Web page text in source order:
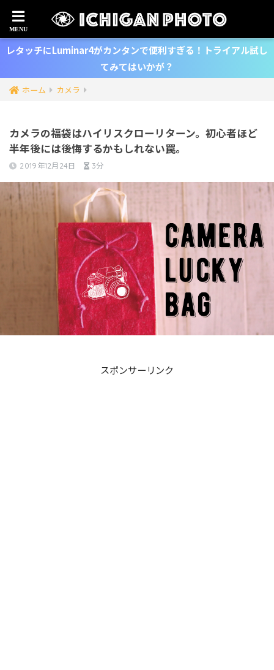
レタッチにLuminar4がカンタンで便利すぎる！トライアル試し
てみてはいかが？
ホーム カメラ
カメラの福袋はハイリスクローリターン。初心者ほど
半年後には後悔するかもしれない罠。
2019年12月24日 3分
スポンサーリンク